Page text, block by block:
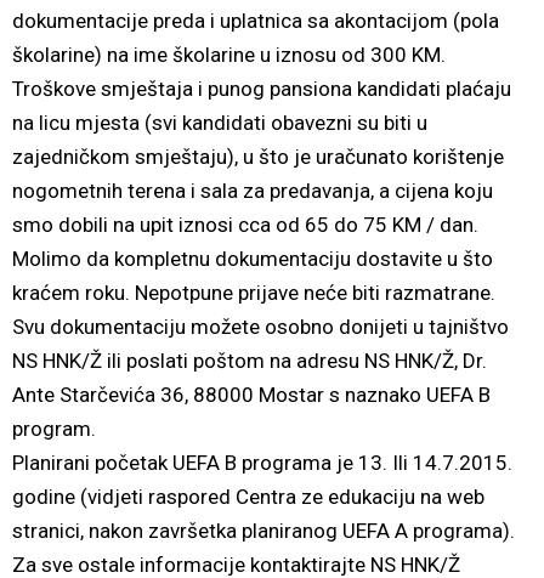
dokumentacije preda i uplatnica sa akontacijom (pola
školarine) na ime školarine u iznosu od 300 KM.
Troškove smještaja i punog pansiona kandidati plaćaju
na licu mjesta (svi kandidati obavezni su biti u
zajedničkom smještaju), u što je uračunato korištenje
nogometnih terena i sala za predavanja, a cijena koju
smo dobili na upit iznosi cca od 65 do 75 KM / dan.
Molimo da kompletnu dokumentaciju dostavite u što
kraćem roku. Nepotpune prijave neće biti razmatrane.
Svu dokumentaciju možete osobno donijeti u tajništvo
NS HNK/Ž ili poslati poštom na adresu NS HNK/Ž, Dr.
Ante Starčevića 36, 88000 Mostar s naznako UEFA B
program.
Planirani početak UEFA B programa je 13. Ili 14.7.2015.
godine (vidjeti raspored Centra ze edukaciju na web
stranici, nakon završetka planiranog UEFA A programa).
Za sve ostale informacije kontaktirajte NS HNK/Ž